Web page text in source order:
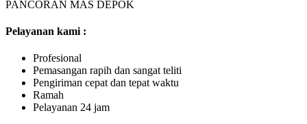
Pelayanan kami :
Profesional
Pemasangan rapih dan sangat teliti
Pengiriman cepat dan tepat waktu
Ramah
Pelayanan 24 jam